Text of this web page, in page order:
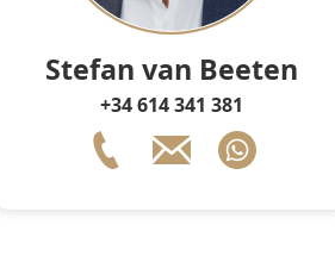
Stefan van Beeten
+34 614 341 381